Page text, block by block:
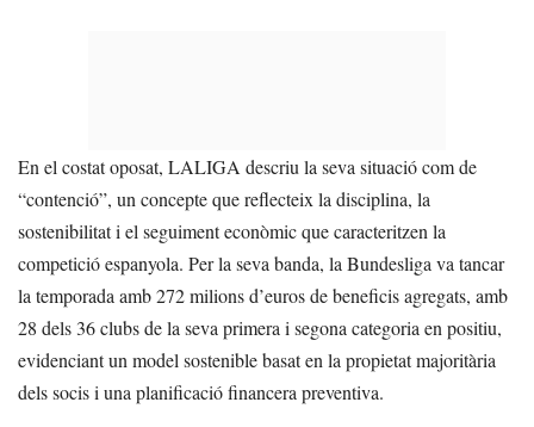
En el costat oposat, LALIGA descriu la seva situació com de
“contenció”, un concepte que reflecteix la disciplina, la
sostenibilitat i el seguiment econòmic que caracteritzen la
competició espanyola. Per la seva banda, la Bundesliga va tancar
la temporada amb 272 milions d’euros de beneficis agregats, amb
28 dels 36 clubs de la seva primera i segona categoria en positiu,
evidenciant un model sostenible basat en la propietat majoritària
dels socis i una planificació financera preventiva.